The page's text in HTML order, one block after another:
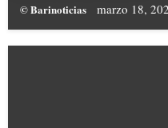
© Barinoticias marzo 18,